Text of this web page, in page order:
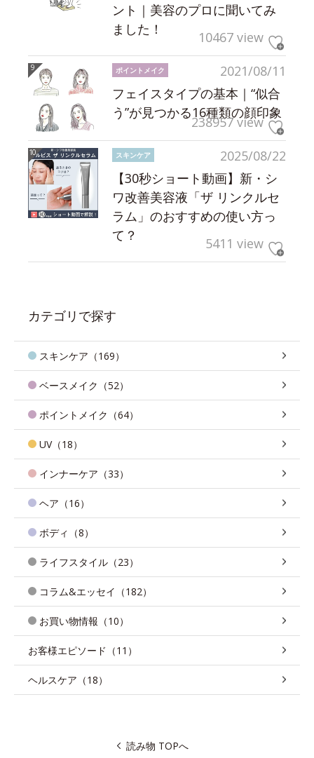
ント｜美容のプロに聞いてみ
ました！
10467 view
2021/08/11
ポイントメイク
フェイスタイプの基本｜“似合
う”が見つかる16種類の顔印象
238957 view
2025/08/22
スキンケア
【30秒ショート動画】新・シ
ワ改善美容液「ザ リンクルセ
ラム」のおすすめの使い方っ
て？
5411 view
カテゴリで探す
スキンケア（169）
ベースメイク（52）
ポイントメイク（64）
UV（18）
インナーケア（33）
ヘア（16）
ボディ（8）
ライフスタイル（23）
コラム&エッセイ（182）
お買い物情報（10）
お客様エピソード（11）
ヘルスケア（18）
読み物 TOPへ